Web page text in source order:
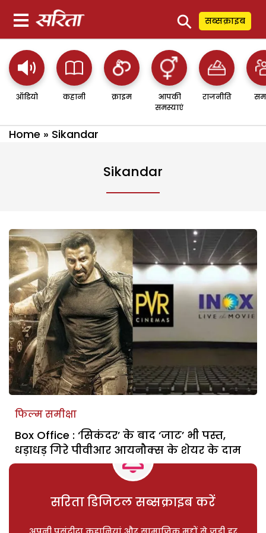
⚲ सब्सक्राइब
ऑडियो कहानी क्राइम
आपकी
समस्याएं
राजनीति
Home » Sikandar
Sikandar
फिल्म समीक्षा
Box Office : ‘सिकंदर’ के बाद ‘जाट’ भी पस्त,
धड़ाधड़ गिरे पीवीआर आयनौक्स के शेयर के दाम
सरिता डिजिटल सब्सक्राइब करें